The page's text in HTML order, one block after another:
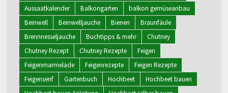
Aussaatkalender
Balkongarten
balkon gemüseanbau
Beinwell
Beinwelljauche Bienen
Braunfäule
Brennnesseljauche
Buchtipps & mehr
Chutney
Chutney Rezept
Chutney Rezepte
Feigen
Feigenmarmelade
Feigenrezepte
Feigen Rezepte
Feigensenf
Gartenbuch Hochbeet
Hochbeet bauen